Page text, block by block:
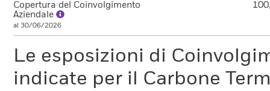
Copertura del Coinvolgimento
Aziendale
al 30/06/2026
Le esposizioni di
indicate per il Carbone